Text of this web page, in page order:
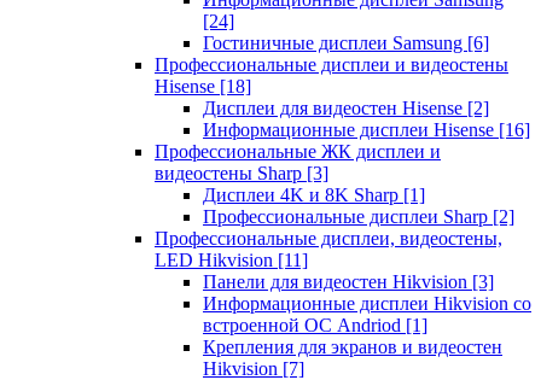
[24]
Гостиничные дисплеи Samsung [6]
Профессиональные дисплеи и видеостены
Hisense [18]
Дисплеи для видеостен Hisense [2]
Информационные дисплеи Hisense [16]
Профессиональные ЖК дисплеи и
видеостены Sharp [3]
Дисплеи 4K и 8K Sharp [1]
Профессиональные дисплеи Sharp [2]
Профессиональные дисплеи, видеостены,
LED Hikvision [11]
Панели для видеостен Hikvision [3]
Информационные дисплеи Hikvision со
встроенной ОС Andriod [1]
Крепления для экранов и видеостен
Hikvision [7]